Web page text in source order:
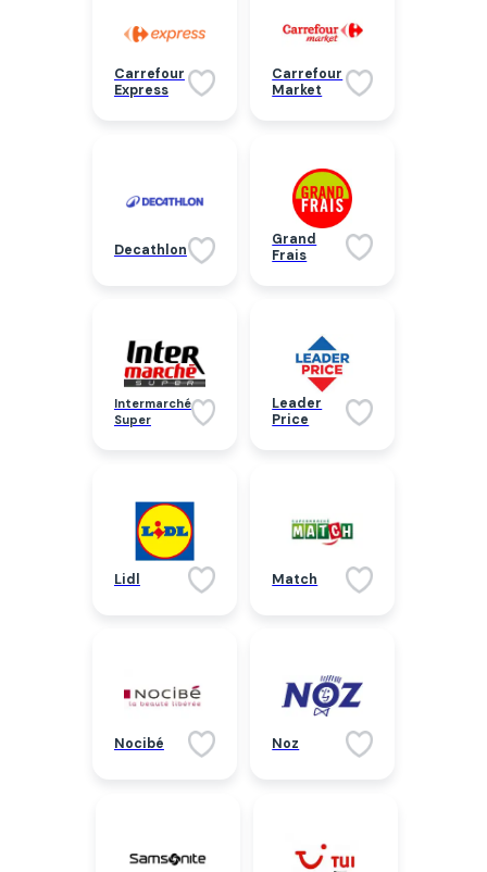
Carrefour
Express
Carrefour
Market
Decathlon
Grand
Frais
Intermarché
Super
Leader
Price
Lidl Match
Nocibé Noz